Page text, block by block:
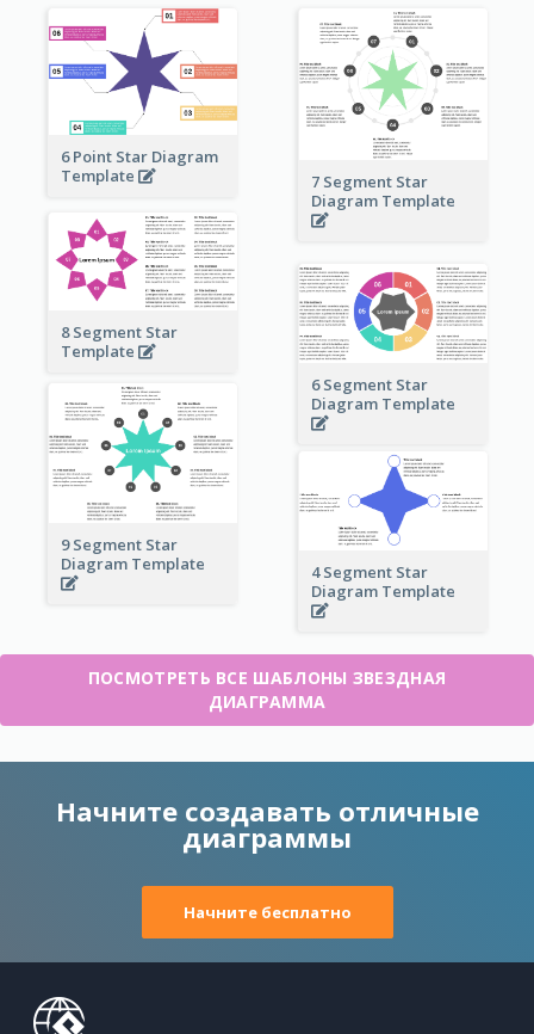
6 Point Star Diagram
Template
7 Segment Star
Diagram Template
8 Segment Star
Template
6 Segment Star
Diagram Template
9 Segment Star
Diagram Template
4 Segment Star
Diagram Template
ПОСМОТРЕТЬ ВСЕ ШАБЛОНЫ ЗВЕЗДНАЯ
ДИАГРАММА
Начните создавать отличные
диаграммы
Начните бесплатно